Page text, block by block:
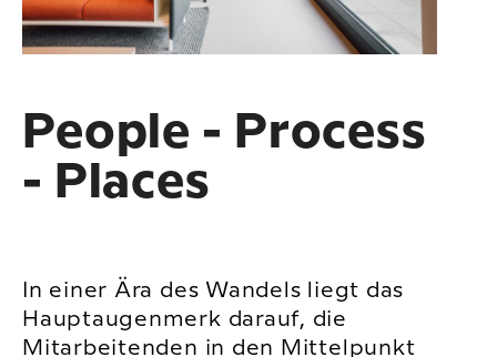
People - Process
- Places
In einer Ära des Wandels liegt das
Hauptaugenmerk darauf, die
Mitarbeitenden in den Mittelpunkt